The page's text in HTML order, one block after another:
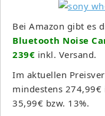
Bei Amazon gibt es
Bluetooth Noise
239€ inkl. Versand.
Im aktuellen
mindestens
35,99€ bzw. 13%.